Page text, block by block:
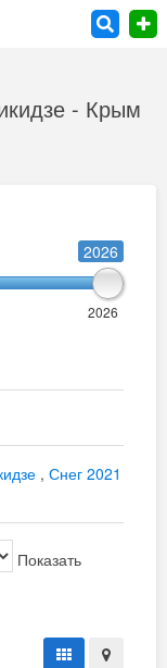
- Крым
2026
2026
, Снег 2021
Показать